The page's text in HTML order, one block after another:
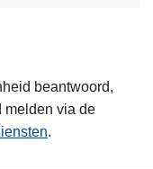
beantwoord,
melden via de
.